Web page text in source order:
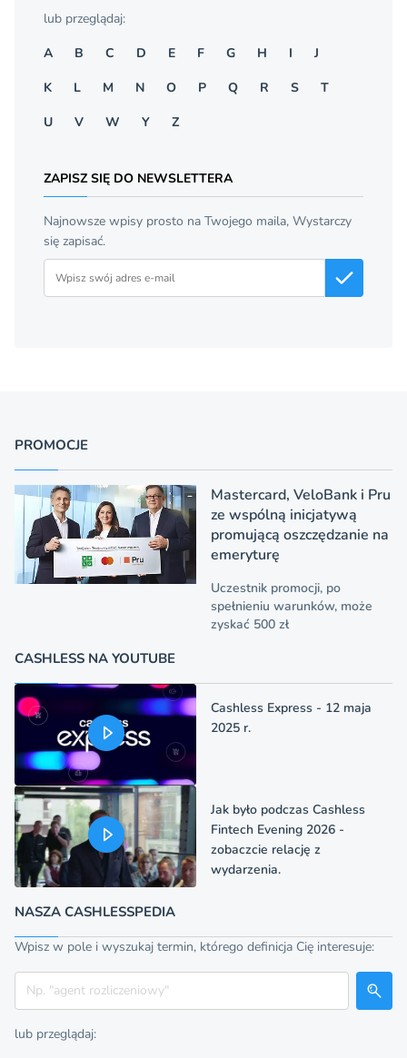
lub przeglądaj:
A
B C D E F G H I
J
K
L M N O P Q R S
T
U
V W Y Z
ZAPISZ SIĘ DO NEWSLETTERA
Najnowsze wpisy prosto na Twojego maila, Wystarczy
się zapisać.
PROMOCJE
Mastercard, VeloBank i Pru
ze wspólną inicjatywą
promującą oszczędzanie na
emeryturę
Uczestnik promocji, po
spełnieniu warunków, może
zyskać 500 zł
CASHLESS NA YOUTUBE
Cashless Express - 12 maja
2025 r.
Jak było podczas Cashless
Fintech Evening 2026 -
zobaczcie relację z
wydarzenia.
NASZA CASHLESSPEDIA
Wpisz w pole i wyszukaj termin, którego definicja Cię interesuje:
Szukaj
lub przeglądaj: